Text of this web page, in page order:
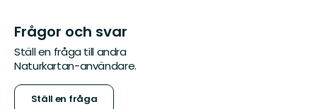
Frågor och svar
Ställ en fråga till andra
Naturkartan-användare.
Ställ en fråga